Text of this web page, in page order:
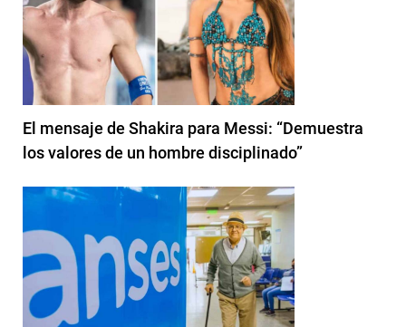
El mensaje de Shakira para Messi: “Demuestra
los valores de un hombre disciplinado”